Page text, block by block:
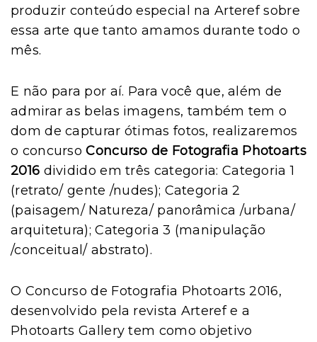
produzir conteúdo especial na Arteref sobre
essa arte que tanto amamos durante todo o
mês.
E não para por aí. Para você que, além de
admirar as belas imagens, também tem o
dom de capturar ótimas fotos, realizaremos
o concursoConcurso de Fotografia Photoarts
2016 dividido em três categoria: Categoria 1
(retrato/ gente /nudes); Categoria 2
(paisagem/ Natureza/ panorâmica /urbana/
arquitetura); Categoria 3 (manipulação
/conceitual/ abstrato).
O Concurso de Fotografia Photoarts 2016,
desenvolvido pela revista Arteref e a
Photoarts Gallery tem como objetivo